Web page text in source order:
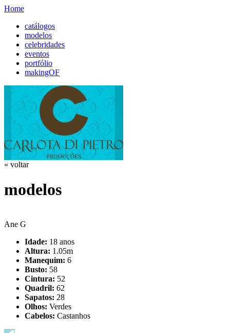
Home
catálogos
modelos
celebridades
eventos
portfólio
makingOF
« voltar
modelos
Ane G
Idade: 18 anos
Altura: 1.05m
Manequim: 6
Busto: 58
Cintura: 52
Quadril: 62
Sapatos: 28
Olhos: Verdes
Cabelos: Castanhos